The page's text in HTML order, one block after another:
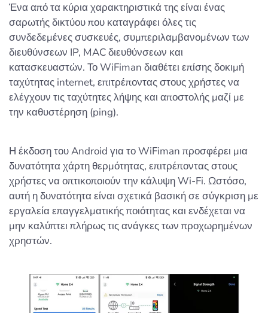
Ένα από τα κύρια χαρακτηριστικά της είναι ένας
σαρωτής δικτύου που καταγράφει όλες τις
συνδεδεμένες συσκευές, συμπεριλαμβανομένων των
διευθύνσεων IP, MAC διευθύνσεων και
κατασκευαστών. Το WiFiman διαθέτει επίσης δοκιμή
ταχύτητας internet, επιτρέποντας στους χρήστες να
ελέγχουν τις ταχύτητες λήψης και αποστολής μαζί με
την καθυστέρηση (ping).
Η έκδοση του Android για το WiFiman προσφέρει μια
δυνατότητα χάρτη θερμότητας, επιτρέποντας στους
χρήστες να οπτικοποιούν την κάλυψη Wi-Fi. Ωστόσο,
αυτή η δυνατότητα είναι σχετικά βασική σε σύγκριση με
εργαλεία επαγγελματικής ποιότητας και ενδέχεται να
μην καλύπτει πλήρως τις ανάγκες των προχωρημένων
χρηστών.